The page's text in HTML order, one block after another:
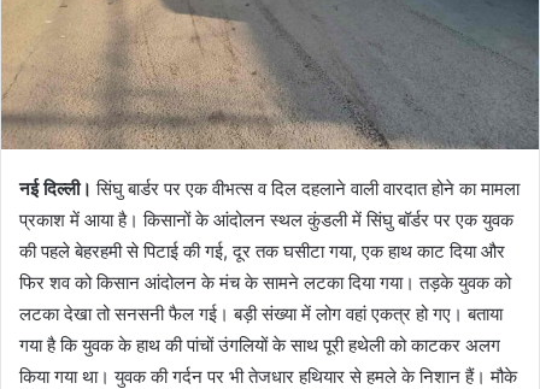
नई दिल्ली। सिंघु बार्डर पर एक वीभत्स व दिल दहलाने वाली वारदात होने का मामला
प्रकाश में आया है। किसानों के आंदोलन स्थल कुंडली में सिंघु बॉर्डर पर एक युवक
की पहले बेहरहमी से पिटाई की गई, दूर तक घसीटा गया, एक हाथ काट दिया और
फिर शव को किसान आंदोलन के मंच के सामने लटका दिया गया। तड़के युवक को
लटका देखा तो सनसनी फैल गई। बड़ी संख्या में लोग वहां एकत्र हो गए। बताया
गया है कि युवक के हाथ की पांचों उंगलियों के साथ पूरी हथेली को काटकर अलग
किया गया था। युवक की गर्दन पर भी तेजधार हथियार से हमले के निशान हैं। मौके